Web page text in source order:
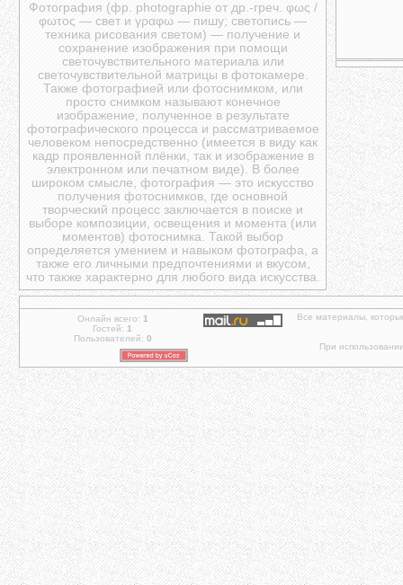
Фотография (фр. photographie от др.-греч. φως /
φωτος — свет и γραφω — пишу; светопись —
техника рисования светом) — получение и
сохранение изображения при помощи
светочувствительного материала или
светочувствительной матрицы в фотокамере.
Также фотографией или фотоснимком, или
просто снимком называют конечное
изображение, полученное в результате
фотографического процесса и рассматриваемое
человеком непосредственно (имеется в виду как
кадр проявленной плёнки, так и изображение в
электронном или печатном виде). В более
широком смысле, фотография — это искусство
получения фотоснимков, где основной
творческий процесс заключается в поиске и
выборе композиции, освещения и момента (или
моментов) фотоснимка. Такой выбор
определяется умением и навыком фотографа, а
также его личными предпочтениями и вкусом,
что также характерно для любого вида искусства.
Онлайн всего: 1
Гостей: 1
Пользователей: 0
Все материалы,
При